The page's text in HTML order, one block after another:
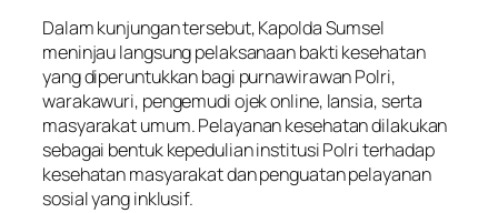
Dalam kunjungan tersebut, Kapolda Sumsel
meninjau langsung pelaksanaan bakti kesehatan
yang diperuntukkan bagi purnawirawan Polri,
warakawuri, pengemudi ojekonline, lansia, serta
masyarakat umum. Pelayanan kesehatan dilakukan
sebagai bentuk kepedulian institusi Polri terhadap
kesehatan masyarakat dan penguatan pelayanan
sosial yang inklusif.